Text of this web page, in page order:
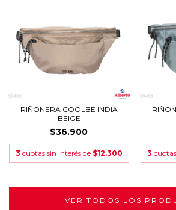
RIÑONERA COOLBE INDIA
BEIGE
$36.900
3 cuotas sin interés de $12.300 3
VER TODOS LOS